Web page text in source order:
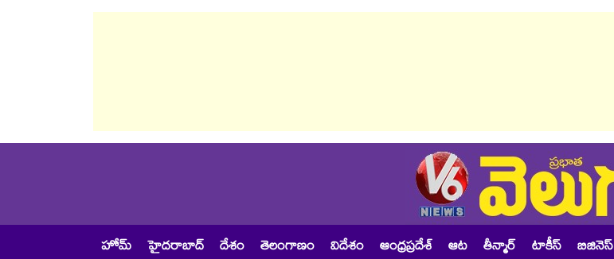
హోమ్ హైదరాబాద్ దేశం తెలంగాణం విదేశం ఆంధ్రప్రదేశ్ ఆట తీన్మార్ టాకీస్ బిజినెస్